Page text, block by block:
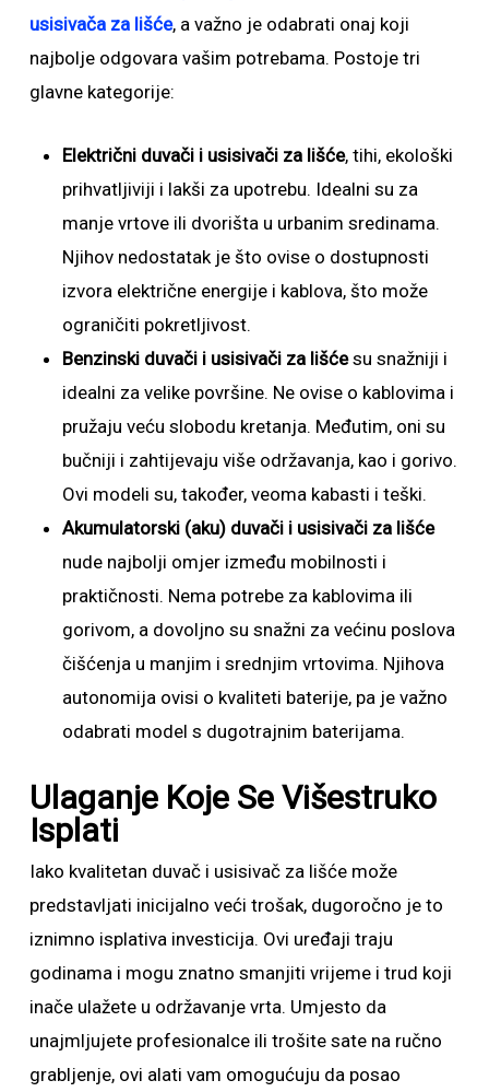
usisivača za lišće, a važno je odabrati onaj koji
najbolje odgovara vašim potrebama. Postoje tri
glavne kategorije:
Električni duvači i usisivači za lišće, tihi, ekološki
prihvatljiviji i lakši za upotrebu. Idealni su za
manje vrtove ili dvorišta u urbanim sredinama.
Njihov nedostatak je što ovise o dostupnosti
izvora električne energije i kablova, što može
ograničiti pokretljivost.
Benzinski duvači i usisivači za lišćesu snažniji i
idealni za velike površine. Ne ovise o kablovima i
pružaju veću slobodu kretanja. Međutim, oni su
bučniji i zahtijevaju više održavanja, kao i gorivo.
Ovi modeli su, također, veoma kabasti i teški.
Akumulatorski (aku) duvači i usisivači za lišće
nude najbolji omjer između mobilnosti i
praktičnosti. Nema potrebe za kablovima ili
gorivom, a dovoljno su snažni za većinu poslova
čišćenja u manjim i srednjim vrtovima. Njihova
autonomija ovisi o kvaliteti baterije, pa je važno
odabrati model s dugotrajnim baterijama.
Ulaganje Koje Se Višestruko
Isplati
Iako kvalitetan duvač i usisivač za lišće može
predstavljati inicijalno veći trošak, dugoročno je to
iznimno isplativa investicija. Ovi uređaji traju
godinama i mogu znatno smanjiti vrijeme i trud koji
inače ulažete u održavanje vrta. Umjesto da
unajmljujete profesionalce ili trošite sate na ručno
grabljenje, ovi alati vam omogućuju da posao